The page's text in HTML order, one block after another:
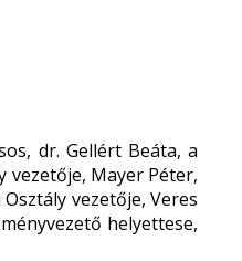
dr. Gellért Beáta, a
vezetője, Mayer Péter,
vezetője, Veres
helyettese,